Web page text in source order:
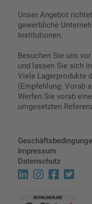
Unser Angebot
gewerbliche
Institutionen.
Besuchen Sie uns
und lassen Sie sich
Viele Lagerprodukte
(Empfehlung: Vorab
Werfen Sie vorab
umgesetzten
Impressum
Datenschutz